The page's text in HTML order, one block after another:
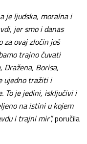
je ljudska, moralna i
jer smo i danas
za ovaj zločin još
trajno čuvati
Dražena, Borisa,
ujedno tražiti i
To je jedini, isključivi i
na istini u kojem
i trajni mir”,poručila